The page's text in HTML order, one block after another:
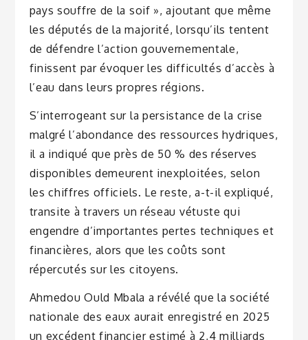
pays souffre de la soif », ajoutant que même
les députés de la majorité, lorsqu’ils tentent
de défendre l’action gouvernementale,
finissent par évoquer les difficultés d’accès à
l’eau dans leurs propres régions.
S’interrogeant sur la persistance de la crise
malgré l’abondance des ressources hydriques,
il a indiqué que près de 50 % des réserves
disponibles demeurent inexploitées, selon
les chiffres officiels. Le reste, a-t-il expliqué,
transite à travers un réseau vétuste qui
engendre d’importantes pertes techniques et
financières, alors que les coûts sont
répercutés sur les citoyens.
Ahmedou Ould Mbala a révélé que la société
nationale des eaux aurait enregistré en 2025
un excédent financier estimé à 2,4 milliards